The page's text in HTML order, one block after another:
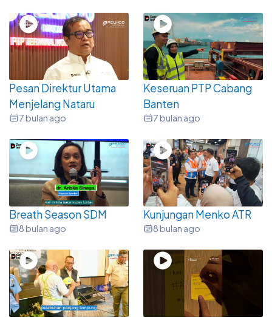
Pesan Direktur Utama
Menjelang Nataru
7 bulan ago
Keseruan PTP Cabang
Banten
7 bulan ago
Breath Season SDM
8 bulan ago
Kunjungan Menko ATR
8 bulan ago